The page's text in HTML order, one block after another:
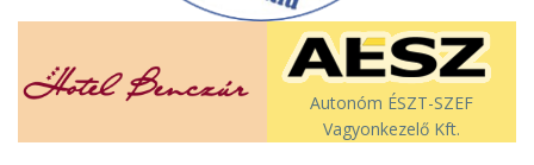
Autonóm ÉSZT-SZEF
Vagyonkezelő Kft.